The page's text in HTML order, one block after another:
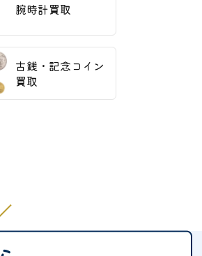
腕時計買取
古銭・記念コイン
買取